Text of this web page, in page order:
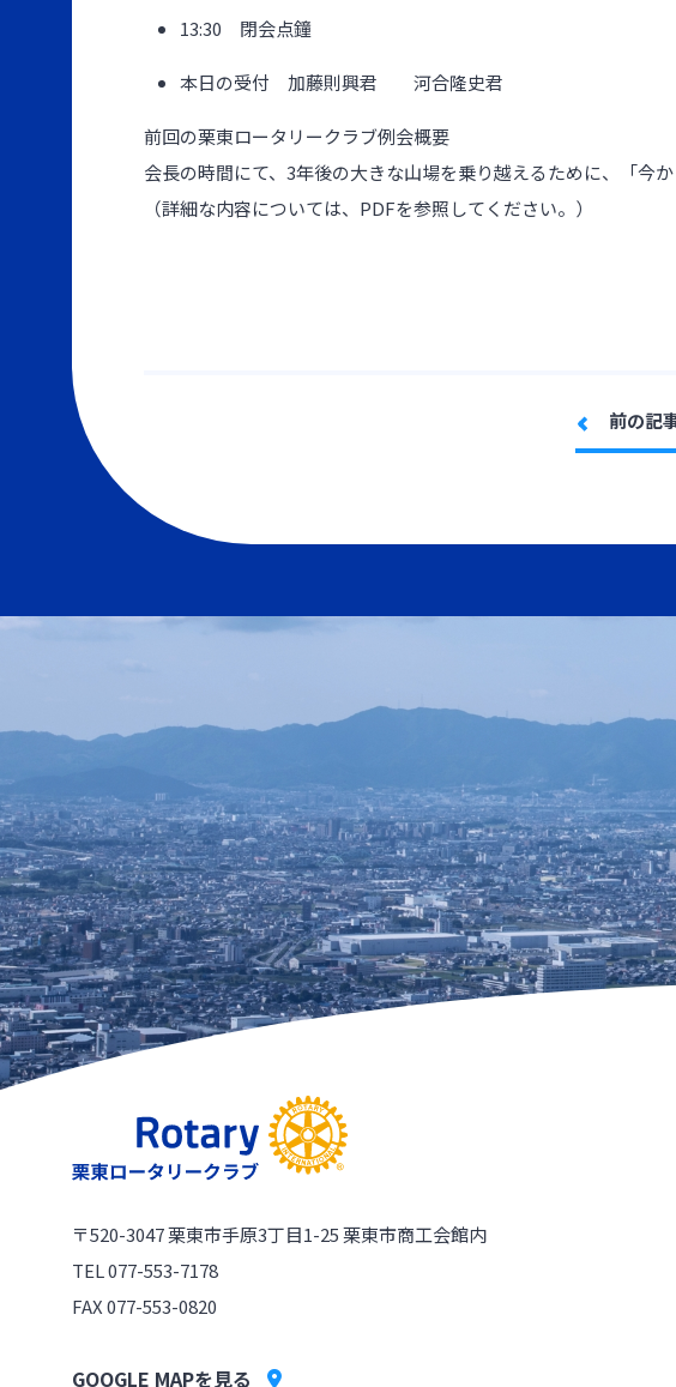
13:30 閉会点鐘
本日の受付 加藤則興君 河合隆史君
前回の栗東ロータリークラブ例会概要
会長の時間にて、3年後の大きな山場を乗り越えるために、「今
（詳細な内容については、PDFを参照してください。）
前の記
〒520-3047栗東市手原3丁目1-25 栗東市商工会館内
TEL 077-553-7178
FAX 077-553-0820
GOOGLE MAPを見る